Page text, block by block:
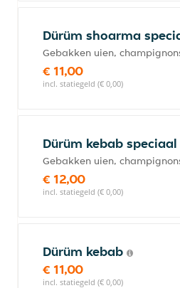
Dürüm shoarma
Gebakken uien,
€ 11,00
incl. statiegeld (€ 0,00)
Dürüm kebab speciaal
Gebakken uien,
€ 12,00
incl. statiegeld (€ 0,00)
Dürüm kebab
€ 11,00
incl. statiegeld (€ 0,00)